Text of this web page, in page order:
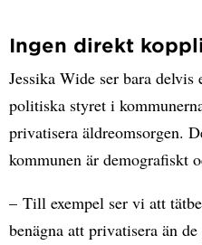
Ingen direkt
Jessika Wide ser bara
politiska styret i
privatisera äldreomsorgen.
kommunen är demografiskt
– Till exempel ser vi att
benägna att privatisera än